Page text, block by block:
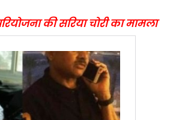
की सरिया चोरी का मामला